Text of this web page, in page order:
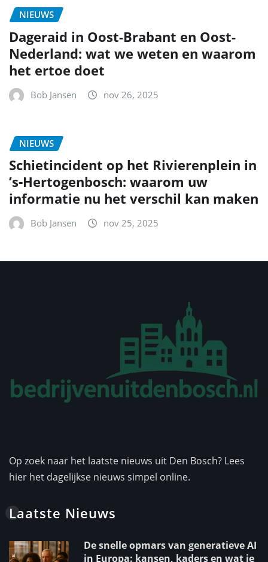
NIEUWS
Dageraid in Oost-Brabant en Oost-
Nederland: wat we weten en waarom
het ertoe doet
Bob Jansen nov 26, 2025
NIEUWS
Schietincident op het Rivierenplein in
’s‑Hertogenbosch: waarom uw
informatie nu het verschil kan maken
Bob Jansen nov 25, 2025
Op zoek naar het laatste nieuws uit Den Bosch? Lees
hier het dagelijkse nieuws simpel online.
Laatste Nieuws
De snelle opmars van generatieve AI
in Europa: kansen, kaders en wat je